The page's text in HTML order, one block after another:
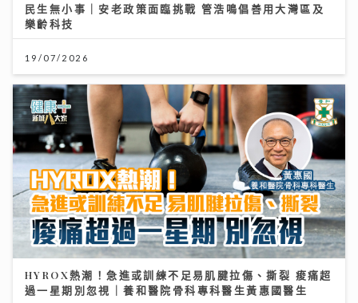
民生無小事｜安老政策面臨挑戰 管浩鳴倡善用大灣區及
樂齡科技
19/07/2026
HYROX熱潮！急進或訓練不足易肌腱拉傷、撕裂 痠痛超
過一星期別忽視｜養和醫院骨科專科醫生黃惠國醫生